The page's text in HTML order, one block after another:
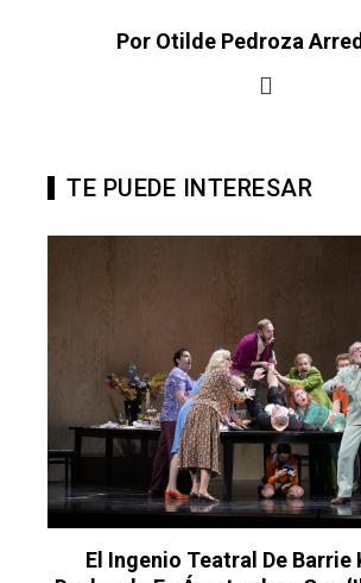
Por Otilde Pedroza
TE PUEDE INTERESAR
El Ingenio Teatral De Barrie